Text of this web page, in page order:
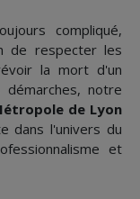
compliqué,
de respecter les
la mort d'un
notre
de Lyon
dans l'univers du
et